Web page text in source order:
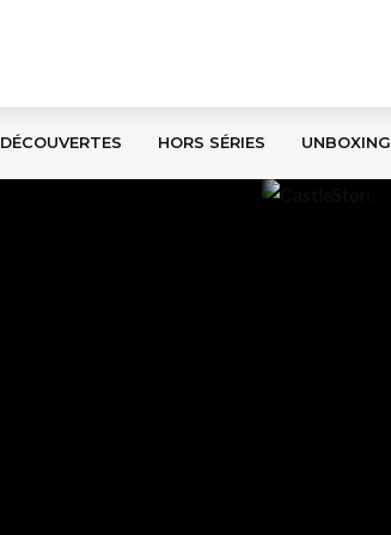
DÉCOUVERTES HORS SÉRIES UNBOXING